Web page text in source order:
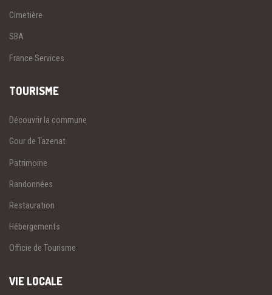
Cimetière
SBA
France Services
TOURISME
Découvrir la commune
Gour de Tazenat
Patrimoine
Randonnées
Restauration
Hébergements
Officie de Tourisme
VIE LOCALE